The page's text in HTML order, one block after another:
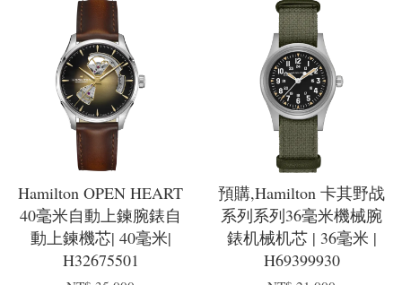
Hamilton OPEN HEART
40毫米自動上鍊腕錶自
動上鍊機芯| 40毫米|
H32675501
預購,Hamilton 卡其野战
系列系列36毫米機械腕
錶机械机芯 | 36毫米 |
H69399930